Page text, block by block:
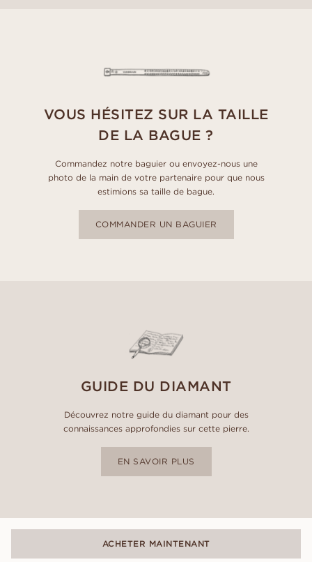
VOUS HÉSITEZ SUR LA TAILLE
DE LA BAGUE ?
Commandez notre baguier ou envoyez-nous une
photo de la main de votre partenaire pour que nous
estimions sa taille de bague.
COMMANDER UN BAGUIER
GUIDE DU DIAMANT
Découvrez notre guide du diamant pour des
connaissances approfondies sur cette pierre.
EN SAVOIR PLUS
ACHETER MAINTENANT